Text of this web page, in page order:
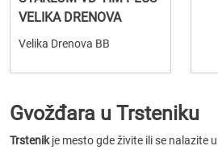
VELIKA DRENOVA
Velika Drenova BB
Gvožđara u Trsteniku
Trstenikje mesto gde živite ili se nalazite